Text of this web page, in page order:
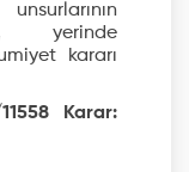
yerinde
kararı
Karar: